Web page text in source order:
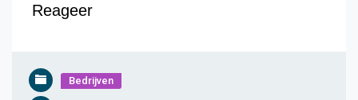
Reageer
Bedrijven